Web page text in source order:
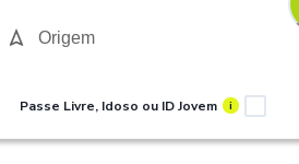
Passe Livre, Idoso ou ID Jovem i